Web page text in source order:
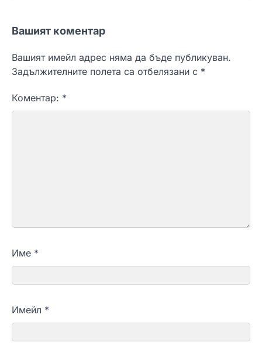
Вашият коментар
Вашият имейл адрес няма да бъде публикуван.
Задължителните полета са отбелязани с *
Коментар: *
Име *
Имейл *